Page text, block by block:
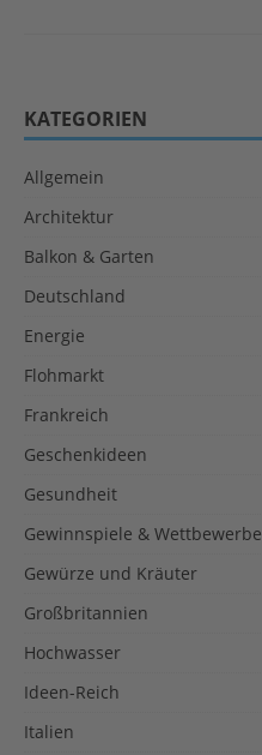
KATEGORIEN
Allgemein
Architektur
Balkon & Garten
Deutschland
Energie
Flohmarkt
Frankreich
Geschenkideen
Gesundheit
Gewinnspiele & Wettbewerbe
Gewürze und Kräuter
Großbritannien
Hochwasser
Ideen-Reich
Italien